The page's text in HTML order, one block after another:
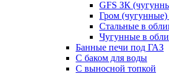
GFS ЗК
Гром (чугунные)
Стальные в
Чугунные в
Банные печи под ГАЗ
С баком для воды
С выносной топкой